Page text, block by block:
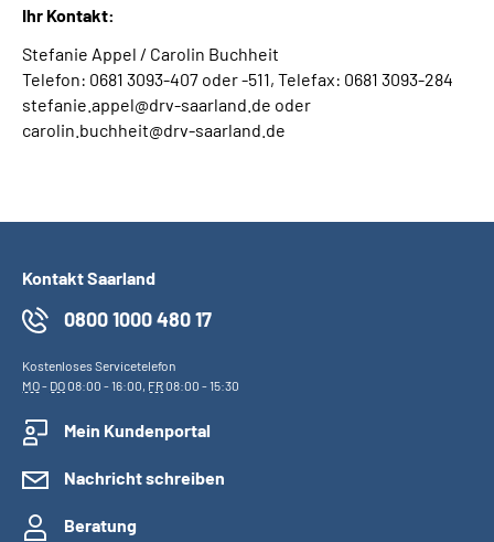
Ihr Kontakt:
Stefanie Appel / Carolin Buchheit
Telefon: 0681 3093-407 oder -511, Telefax: 0681 3093-284
stefanie.appel@drv-saarland.de oder
carolin.buchheit@drv-saarland.de
Kontakt Saarland
0800 1000 480 17
Kostenloses Servicetelefon
MO- DO08:00 - 16:00, FR08:00 - 15:30
Mein Kundenportal
Nachricht schreiben
Beratung